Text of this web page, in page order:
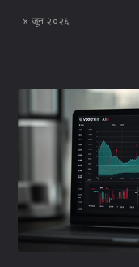
४ जून २०२६